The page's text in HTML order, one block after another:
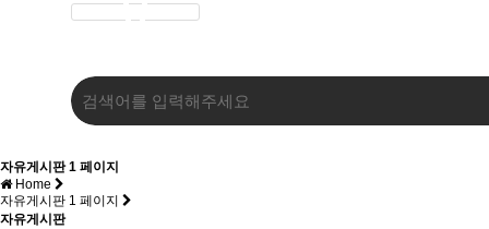
자유게시판 1 페이지
Home
자유게시판 1 페이지
자유게시판